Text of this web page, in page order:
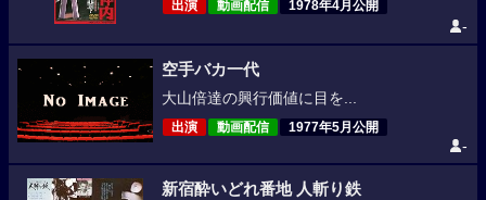
出演 動画配信 1978年4月公開
-
空手バカ一代
大山倍達の興行価値に目を...
出演 動画配信 1977年5月公開
-
新宿酔いどれ番地 人斬り鉄